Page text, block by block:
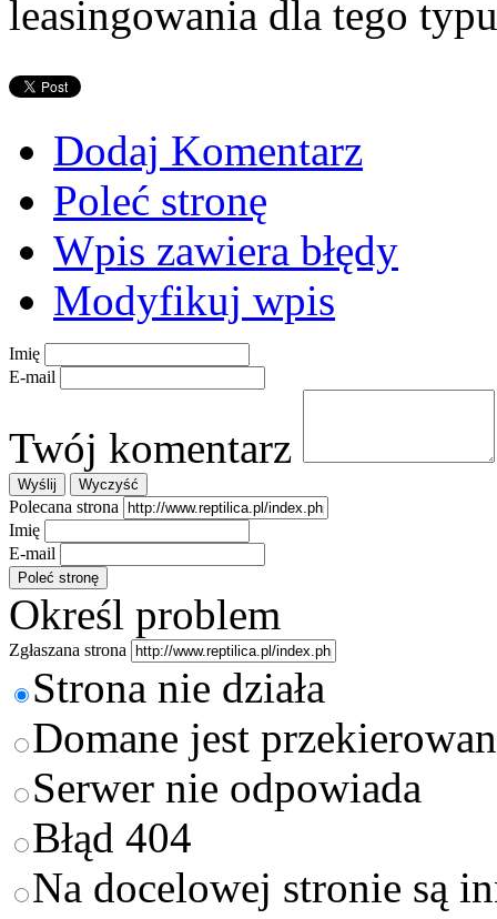
leasingowania dla tego
Dodaj Komentarz
Poleć stronę
Wpis zawiera błędy
Modyfikuj wpis
Imię
E-mail
Twój komentarz
Polecana strona
Imię
E-mail
Określ problem
Zgłaszana strona
Strona nie działa
Domane jest
Serwer nie odpowiada
Błąd 404
Na docelowej stronie są